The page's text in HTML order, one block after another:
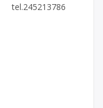
tel.245213786